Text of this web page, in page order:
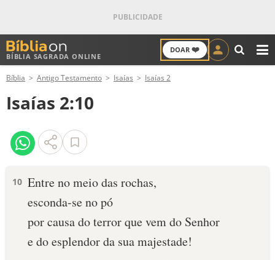
BÍBLIA SAGRADA ONLINE
DOAR ❤️
ANTIGO TESTAMENTO
NOVO TESTAMENTO
VERSÍCULOS
PALAVRA DO DIA
SALMO DO DIA
Bíblia Antigo Testamento Isaías Isaías 2
Isaías 2:10
10 Entre no meio das rochas,
esconda-se no pó
por causa do terror que vem do Senhor
e do esplendor da sua majestade!